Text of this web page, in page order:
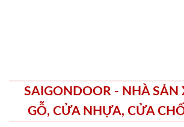
SAIGONDOOR - NHÀ SẢN
GỖ, CỬA NHỰA, CỬA